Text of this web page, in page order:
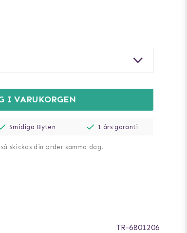
I VARUKORGEN
Smidiga Byten 1 års garanti
skickas din order samma dag!
TR-6801206